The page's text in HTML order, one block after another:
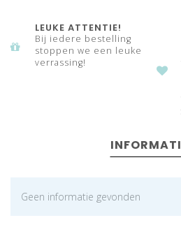
LEUKE ATTENTIE!
Bij iedere bestelling
stoppen we een leuke
verrassing!
Geen informatie gevonden